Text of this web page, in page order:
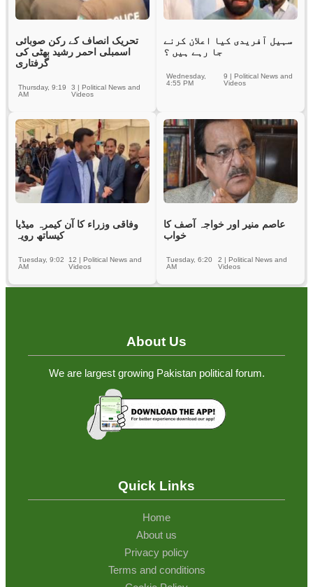
تحریک انصاف کے رکن صوبائی
اسمبلی احمر رشید بھٹی کی
گرفتاری
3 | Political News and
Videos
Thursday, 9:19
AM
سہیل آفریدی کیا اعلان کرنے
جا رہے ہیں ؟
9 |Political News and
Videos
Wednesday,
4:55 PM
وفاقی وزراء کا آن کیمرہ میڈیا
کیساتھ رویہ
12 |Political News and
Videos
Tuesday, 9:02
AM
عاصم منیر اور خواجہ آصف کا
خواب
2 |Political News and
Videos
Tuesday, 6:20
AM
About Us
We are largest growing Pakistan political forum.
Quick Links
Home
About us
Privacy policy
Terms and conditions